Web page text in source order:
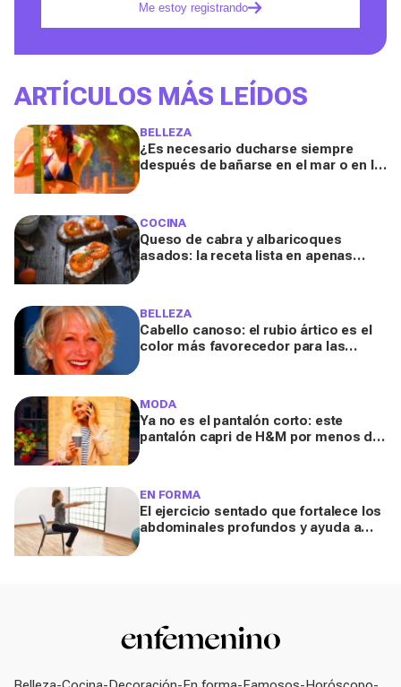
Me estoy registrando
ARTÍCULOS MÁS LEÍDOS
BELLEZA
¿Es necesario ducharse siempre
después de bañarse en el mar o en la
COCINA
Queso de cabra y albaricoques
asados: la receta lista en apenas
BELLEZA
Cabello canoso: el rubio ártico es el
color más favorecedor para las
MODA
Ya no es el pantalón corto: este
pantalón capri de H&M por menos de
EN FORMA
El ejercicio sentado que fortalece los
abdominales profundos y ayuda a